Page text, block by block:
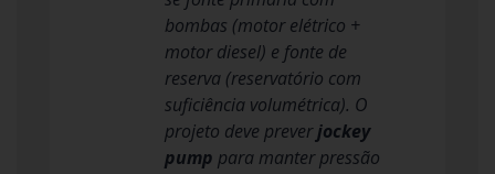
bombas (motor elétrico +
motor diesel) e fonte de
reserva (reservatório com
suficiência volumétrica). O
projeto deve preverjockey
pump para manter pressão